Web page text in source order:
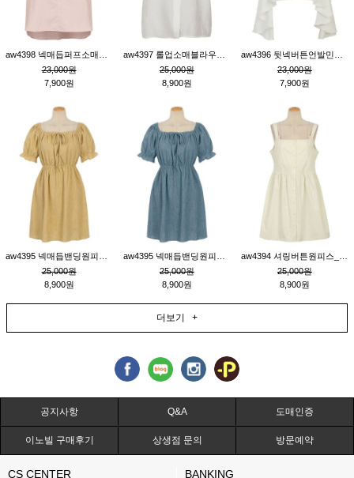
23,000원
7,900원
25,000원
8,900원
23,000원
7,900원
25,000원
8,900원
25,000원
8,900원
25,000원
8,900원
더보기 +
공지사항 Q&A 도매인증
이노빌 구매후기 상생점 문의 방문예약
CS CENTER BANKING